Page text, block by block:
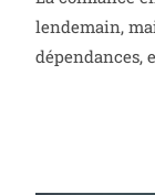
lendemain,
dépendances,